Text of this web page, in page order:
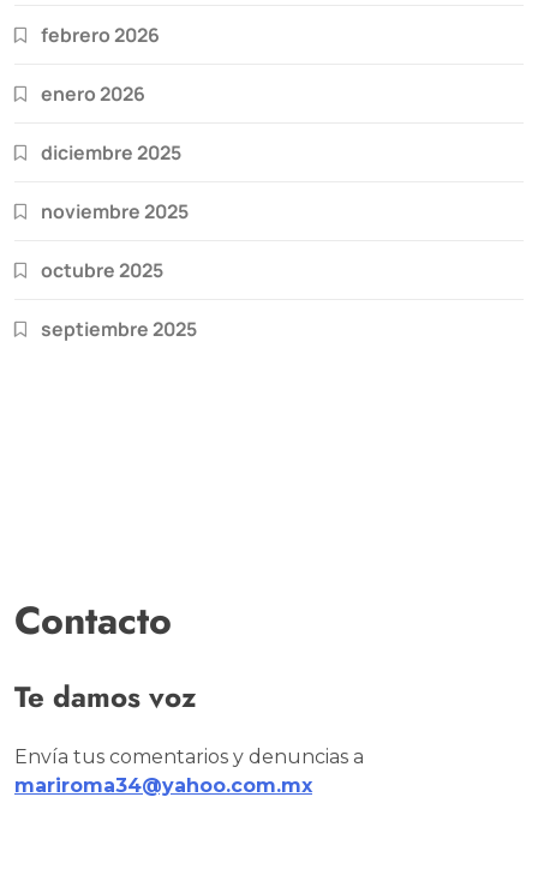
febrero 2026
enero 2026
diciembre 2025
noviembre 2025
octubre 2025
septiembre 2025
Contacto
Te damos voz
Envía tus comentarios y denuncias a
mariroma34@yahoo.com.mx